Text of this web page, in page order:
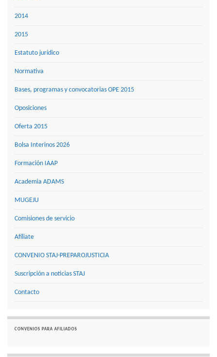
2014
2015
Estatuto jurídico
Normativa
Bases, programas y convocatorias OPE 2015
Oposiciones
Oferta 2015
Bolsa Interinos 2026
Formación IAAP
Academia ADAMS
MUGEJU
Comisiones de servicio
Afíliate
CONVENIO STAJ-PREPAROJUSTICIA
Suscripción a noticias STAJ
Contacto
CONVENIOS PARA AFILIADOS